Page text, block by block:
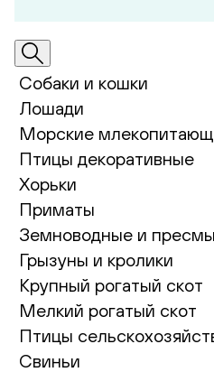
Собаки и кошки
Лошади
Морские
Птицы декоративные
Хорьки
Приматы
Земноводные и
Грызуны и кролики
Крупный рогатый скот
Мелкий рогатый скот
Птицы
Свиньи